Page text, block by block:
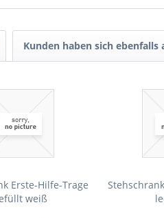
Kunden haben sich ebenfalls
Erste-Hilfe-Trage
weiß